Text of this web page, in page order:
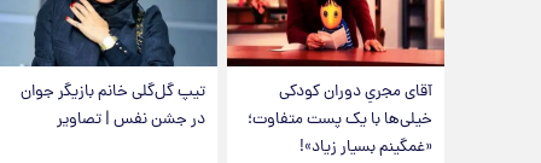
آقای مجریِ دوران کودکی
خیلی‌ها با یک پست متفاوت؛
«غمگینم بسیار زیاد»!
تیپ گل‌گلی خانم بازیگر جوان
در جشن نفس | تصاویر